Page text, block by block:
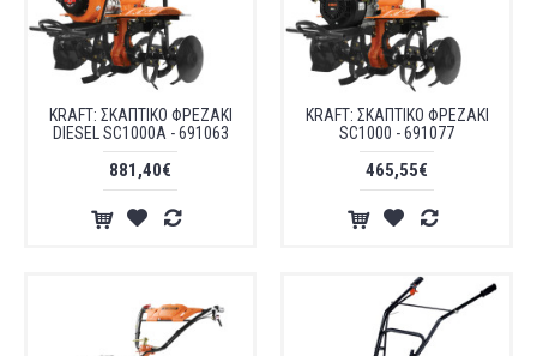
KRAFT: ΣΚΑΠΤΙΚΟ ΦΡΕΖΑΚΙ
DIESEL SC1000A - 691063
881,40€
KRAFT: ΣΚΑΠΤΙΚΟ ΦΡΕΖΑΚΙ
SC1000 - 691077
465,55€